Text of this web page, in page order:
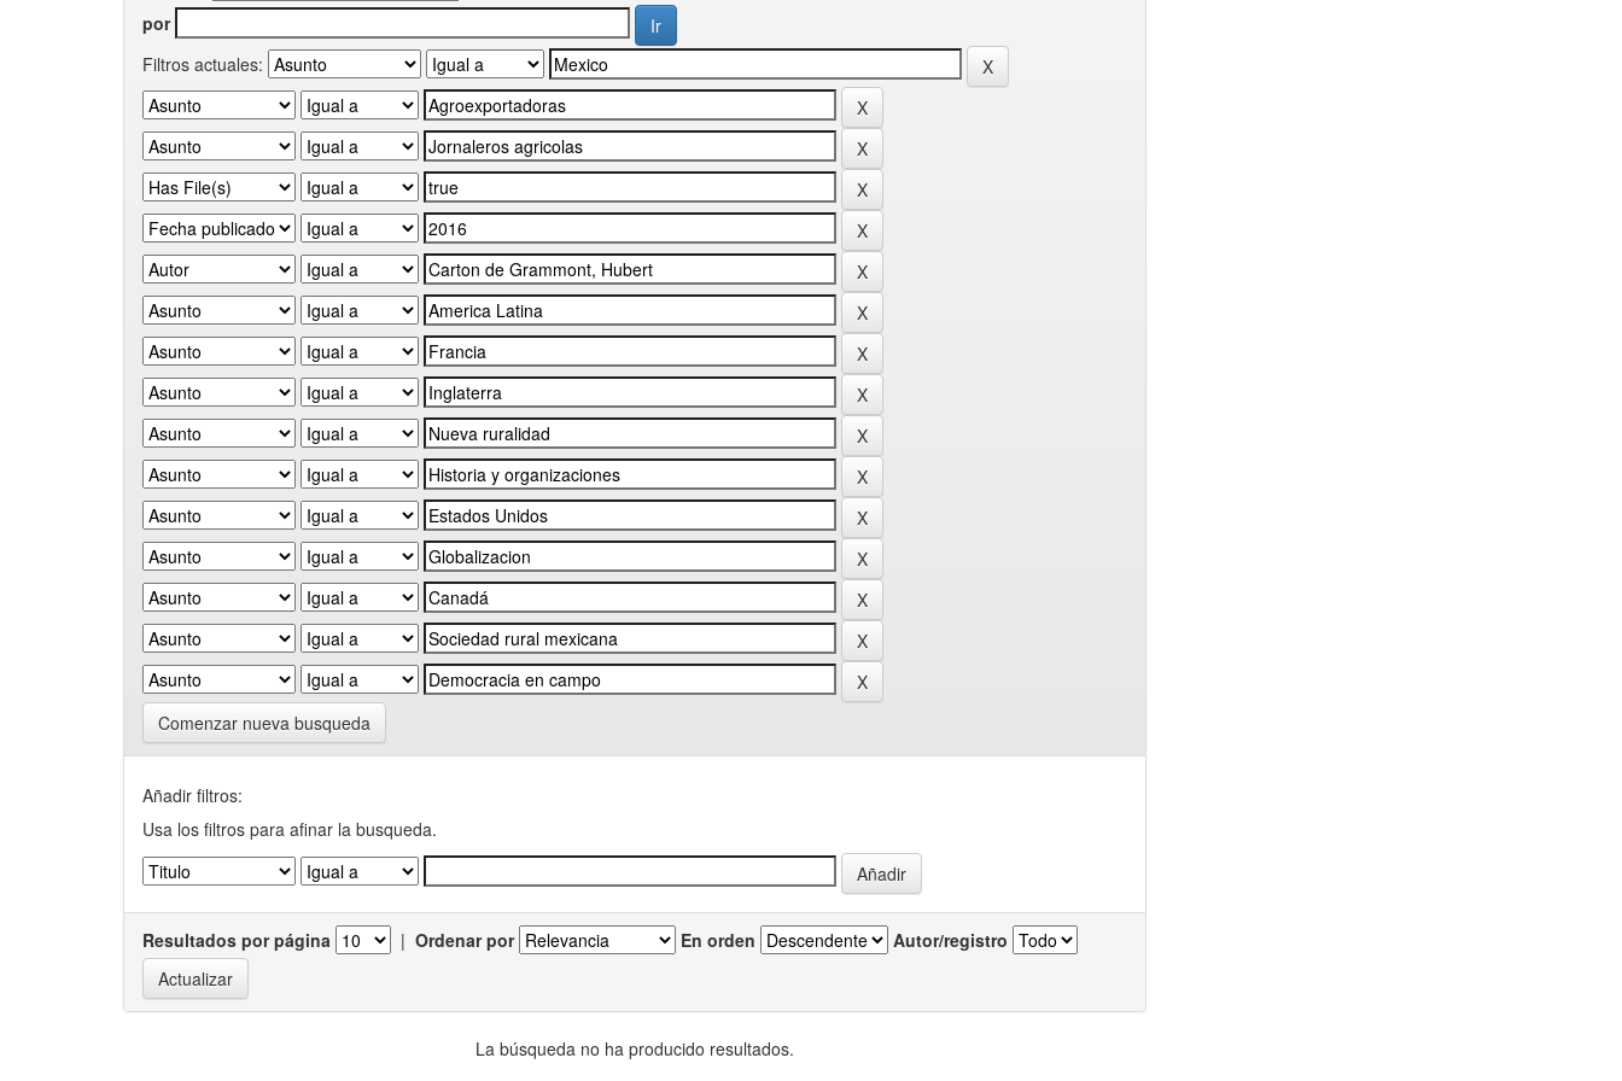
por
Filtros actuales:
Comenzar nueva busqueda
Añadir filtros:
Usa los filtros para afinar la busqueda.
Resultados por página | Ordenar por En orden Autor/registro
La búsqueda no ha producido resultados.